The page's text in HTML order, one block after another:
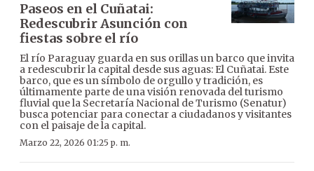
Paseos en el Cuñatai:
Redescubrir Asunción con
fiestas sobre el río
El río Paraguay guarda en sus orillas un barco que invita
a redescubrir la capital desde sus aguas: El Cuñatai. Este
barco, que es un símbolo de orgullo y tradición, es
últimamente parte de una visión renovada del turismo
fluvial que la Secretaría Nacional de Turismo (Senatur)
busca potenciar para conectar a ciudadanos y visitantes
con el paisaje de la capital.
Marzo 22, 2026 01:25 p. m.